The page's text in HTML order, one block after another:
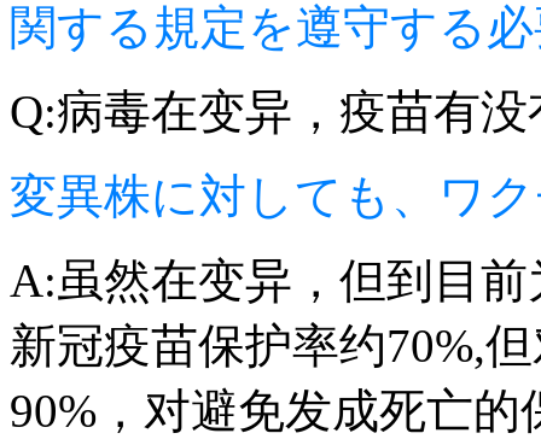
関する規定を遵守する
Q:病毒在变异，疫苗有
変異株に対しても、ワ
A:虽然在变异，但到目
新冠疫苗保护率约70%,
90%，对避免发成死亡